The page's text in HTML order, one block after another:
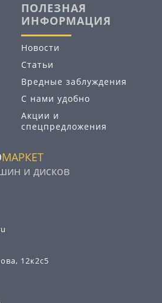
ПОЛЕЗНАЯ
ИНФОРМАЦИЯ
Новости
Статьи
Вредные заблуждения
С нами удобно
Акции и
спецпредложения
МАРКЕТ
и дисков
12к2с5